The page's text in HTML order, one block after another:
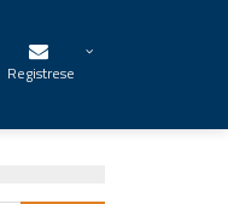
Registrese